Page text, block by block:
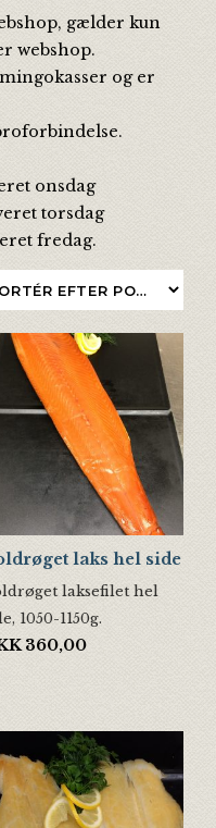
gælder kun
webshop.
og er
onsdag
torsdag
fredag.
laks hel side
laksefilet hel
1050-1150g.
360,00